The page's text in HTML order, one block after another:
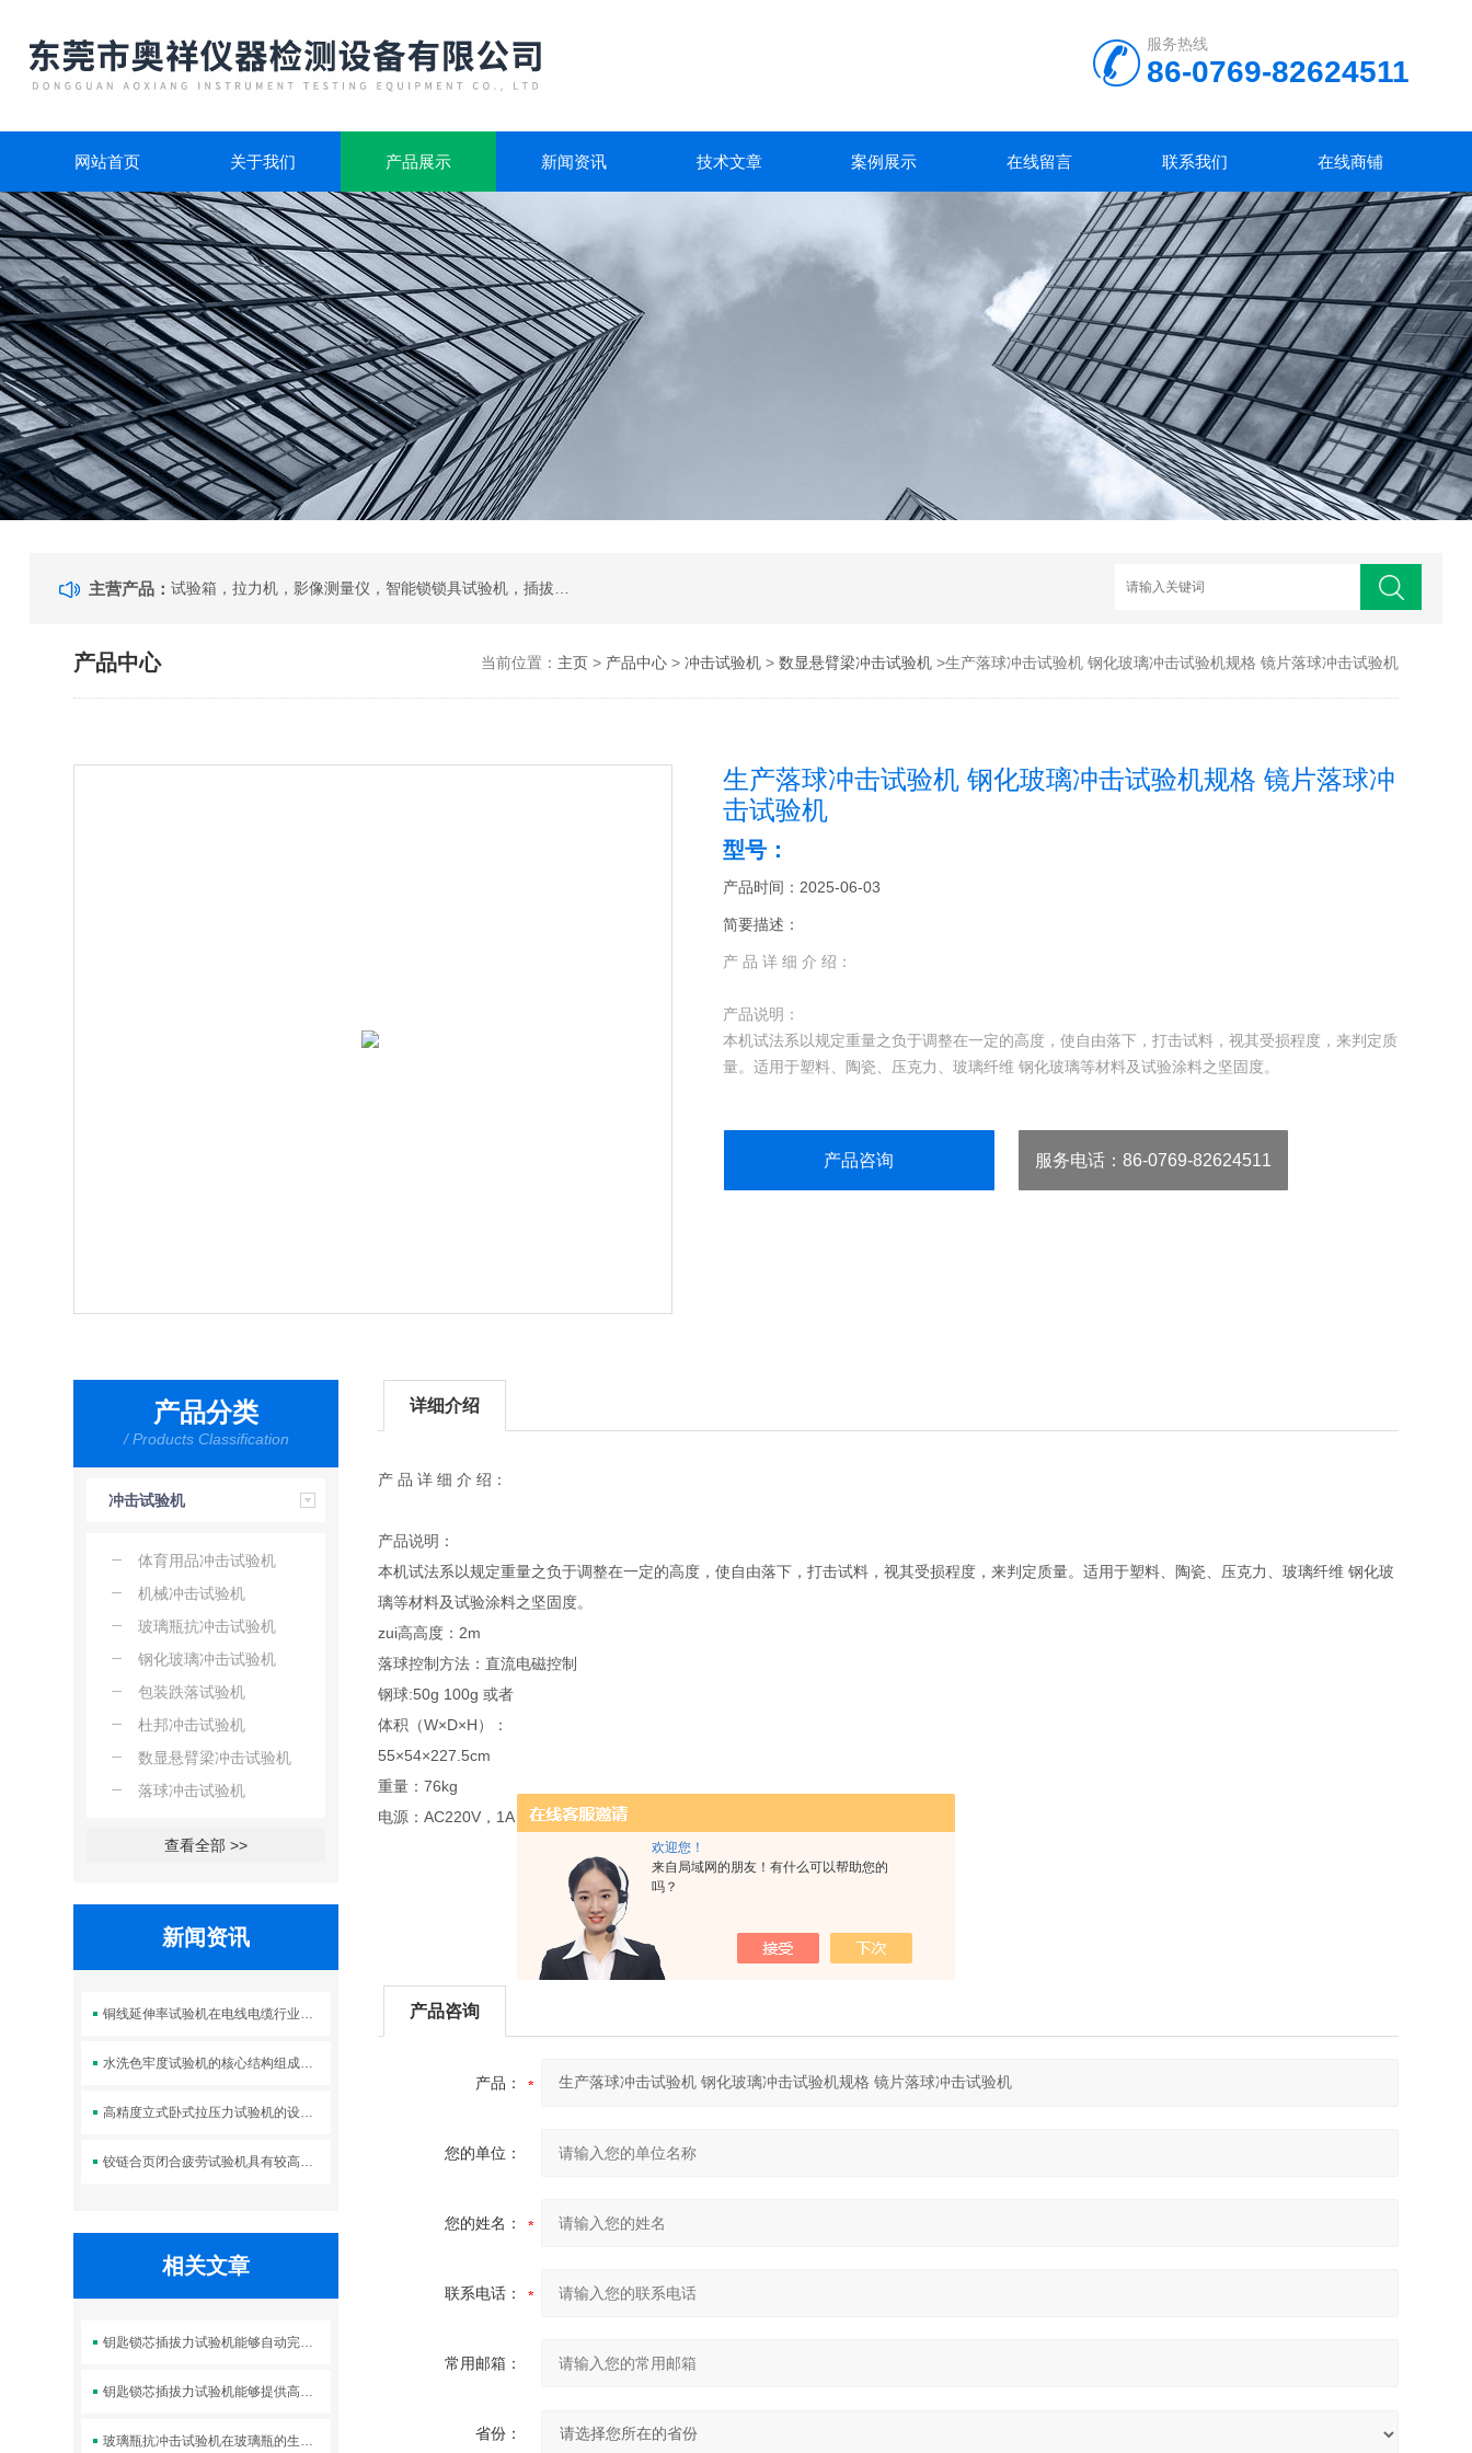
欢迎您！
来自局域网的朋友！有什么可以帮助您的
吗？
服务热线
86-0769-82624511
网站首页 关于我们 产品展示 新闻资讯 技术文章 案例展示 在线留言 联系我们 在线商铺
主营产品：
产品中心 当前位置： 主页> 产品中心> 冲击试验机> 数显悬臂梁冲击试验机>生产落球冲击试验机 钢化玻璃冲击试验机规格 镜片落球冲击试验机
生产落球冲击试验机 钢化玻璃冲击试验机规格 镜片落球冲
击试验机
型号：
产品时间：2025-06-03
简要描述：
产 品 详 细 介 绍：
产品说明：
本机试法系以规定重量之负于调整在一定的高度，使自由落下，打击试料，视其受损程度，来判定质
量。适用于塑料、陶瓷、压克力、玻璃纤维 钢化玻璃等材料及试验涂料之坚固度。
体积（W×D×H）：
产品咨询 服务电话 ：86-0769-82624511
产品分类
/ Products Classification
冲击试验机
体育用品冲击试验机
机械冲击试验机
玻璃瓶抗冲击试验机
钢化玻璃冲击试验机
包装跌落试验机
杜邦冲击试验机
数显悬臂梁冲击试验机
落球冲击试验机
查看全部 >>
新闻资讯
铜线延伸率试验机在电线电缆行业中的应用
水洗色牢度试验机的核心结构组成及标准操作流程
高精度立式卧式拉压力试验机的设计优势体现在哪些方面？
铰链合页闭合疲劳试验机具有较高的强度和刚度
相关文章
钥匙锁芯插拔力试验机能够自动完成测试过程并进行数据处理和分析
钥匙锁芯插拔力试验机能够提供高精度的测试数据
玻璃瓶抗冲击试验机在玻璃瓶的生产过程中的应用
详细介绍
产 品 详 细 介 绍：
产品说明：
本机试法系以规定重量之负于调整在一定的高度，使自由落下，打击试料，视其受损程度，来判定质量。适用于塑料、陶瓷、压克力、玻璃纤维 钢化玻
璃等材料及试验涂料之坚固度。
zui高高度：2m
落球控制方法：直流电磁控制
钢球:50g 100g 或者
体积（W×D×H）：
55×54×227.5cm
重量：76kg
电源：AC220V，1A
产品咨询
产品：
您的单位：
您的姓名：
联系电话：
常用邮箱：
省份：